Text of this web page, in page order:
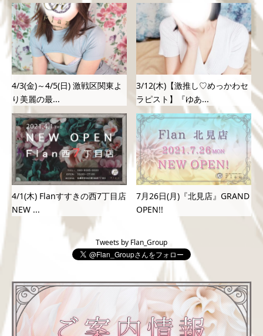
4/3(金)～4/5(日) 激戦区関東よ
り美麗の最...
3/12(木)【激推し♡めっかわセ
ラピスト】『ゆあ...
4/1(木) Flanすすきの西7丁目店
NEW ...
7月26日(月)『北見店』GRAND
OPEN!!
Tweets by Flan_Group